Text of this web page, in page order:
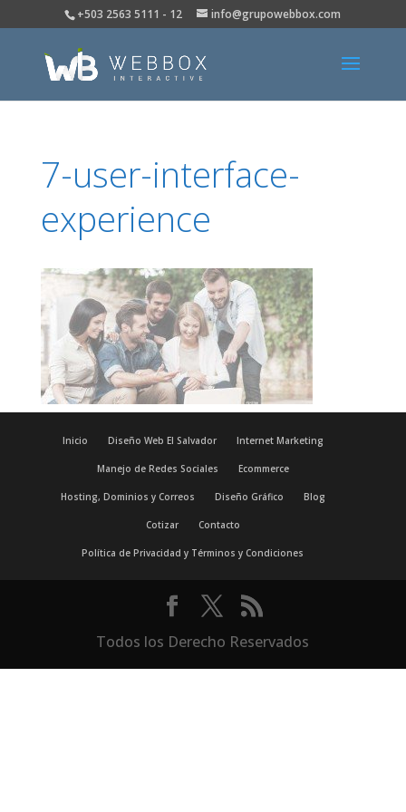
+503 2563 5111 - 12 info@grupowebbox.com
7-user-interface-
experience
Inicio Diseño Web El Salvador Internet Marketing
Manejo de Redes Sociales Ecommerce
Hosting, Dominios y Correos Diseño Gráfico Blog
Cotizar Contacto
Política de Privacidad y Términos y Condiciones
Todos los Derecho Reservados